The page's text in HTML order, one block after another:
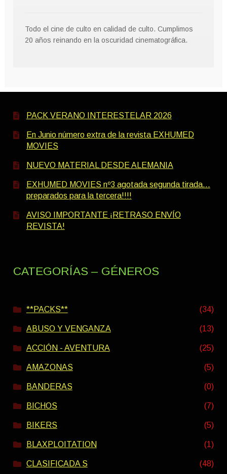
Todo el cine de culto en calidad de culto. Cumplimos
20 años reinando en la oscuridad cinematográfica.
PACK VERANO INTERESTELAR 2026
En Junio número extra de la revista EXHUMED
MOVIES
NUEVO MATERIAL DESDE ALEMANIA
EXHUMED MOVIES nº3 agotada segunda tirada…
preparados para la tercera!!!!
AVISO IMPORTANTE ¡RETRASO ENVÍO
REVISTA!
CATEGORÍAS – GÉNEROS
**PACKS** (34)
ABUSO Y VENGANZA (13)
ACCIÓN - AVENTURA (25)
AMAZONAS (5)
BANDERAS (0)
BICHOS (7)
BIKERS (5)
BLAXPLOITATION (1)
CLASIFICADA S (48)